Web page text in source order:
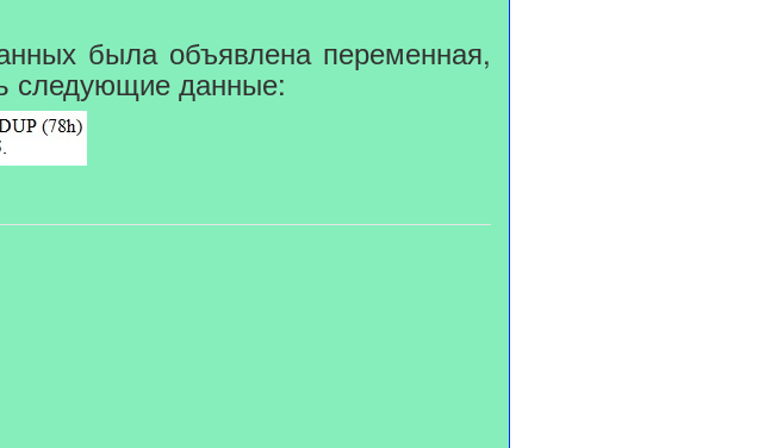
была объявлена переменная,
следующие данные: